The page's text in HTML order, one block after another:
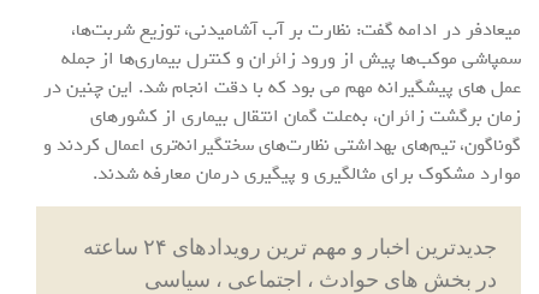
میعادفر در ادامه گفت: نظارت بر آب آشامیدنی، توزیع شربت‌ها،
سمپاشی موکب‌ها پیش از ورود زائران و کنترل بیماری‌ها از جمله
عمل های پیشگیرانه مهم می بود که با دقت انجام شد. این چنین در
زمان برگشت زائران، به‌علت گمان انتقال بیماری از کشورهای
گوناگون، تیم‌های بهداشتی نظارت‌های سختگیرانه‌تری اعمال کردند و
موارد مشکوک برای مثالگیری و پیگیری درمان معارفه شدند.
جدیدترین اخبار و مهم ترین رویدادهای ۲۴ ساعته
در بخش های حوادث ، اجتماعی ، سیاسی